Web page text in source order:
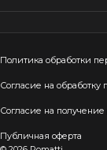
Политика обработки
Согласие на
Согласие на
Публичная оферта